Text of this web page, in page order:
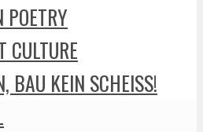
POETRY
CULTURE
BAU KEIN SCHEISS!